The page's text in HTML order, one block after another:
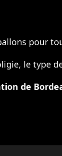
pour
le type
de